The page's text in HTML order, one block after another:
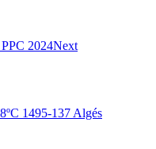
2024Next
1495-137 Algés